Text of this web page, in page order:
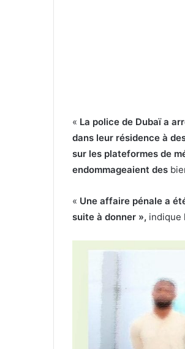
« La police de Dubaï a
dans leur résidence à
sur les plateformes de
endommageaient des
« Une affaire pénale a
suite à donner », indique